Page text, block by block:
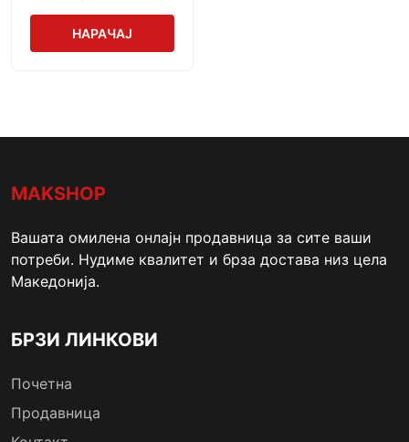
НАРАЧАЈ
MAKSHOP
Вашата омилена онлајн продавница за сите ваши
потреби. Нудиме квалитет и брза достава низ цела
Македонија.
БРЗИ ЛИНКОВИ
Почетна
Продавница